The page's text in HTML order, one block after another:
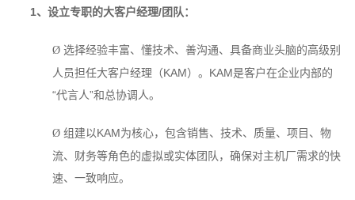
1、设立专职的大客户经理/团队：
Ø 选择经验丰富、懂技术、善沟通、具备商业头脑的高级别
人员担任大客户经理（KAM）。KAM是客户在企业内部的
“代言人”和总协调人。
Ø 组建以KAM为核心，包含销售、技术、质量、项目、物
流、财务等角色的虚拟或实体团队，确保对主机厂需求的快
速、一致响应。